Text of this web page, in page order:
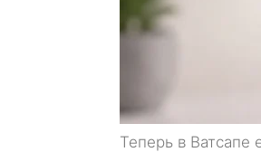
Теперь в Ватсапе